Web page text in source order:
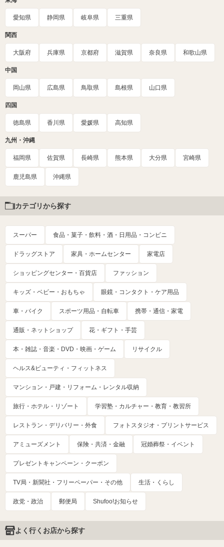
愛知県 静岡県 岐阜県 三重県
関西
大阪府 兵庫県 京都府 滋賀県 奈良県 和歌山県
中国
岡山県 広島県 鳥取県 島根県 山口県
四国
徳島県 香川県 愛媛県 高知県
九州・沖縄
福岡県 佐賀県 長崎県 熊本県 大分県 宮崎県
鹿児島県 沖縄県
カテゴリから探す
スーパー 食品・菓子・飲料・酒・日用品・コンビニ
ドラッグストア 家具・ホームセンター 家電店
ショッピングセンター・百貨店 ファッション
キッズ・ベビー・おもちゃ 眼鏡・コンタクト・ケア用品
車・バイク スポーツ用品・自転車 携帯・通信・家電
通販・ネットショップ 花・ギフト・手芸
本・雑誌・音楽・DVD・映画・ゲーム リサイクル
ヘルス&ビューティ・フィットネス
マンション・戸建・リフォーム・レンタル収納
旅行・ホテル・リゾート 学習塾・カルチャー・教育・教習所
レストラン・デリバリー・外食 フォトスタジオ・プリントサービス
アミューズメント 保険・共済・金融 冠婚葬祭・イベント
プレゼントキャンペーン・クーポン
TV局・新聞社・フリーペーパー・その他 生活・くらし
政党・政治 郵便局 Shufoo!お知らせ
よく行くお店から探す